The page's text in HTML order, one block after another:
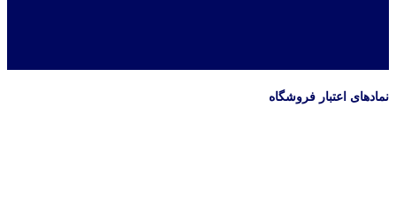
نمادهای اعتبار فروشگاه